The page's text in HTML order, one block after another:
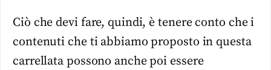
Ciò che devi fare, quindi, è tenere conto che i
contenuti che ti abbiamo proposto in questa
carrellata possono anche poi essere